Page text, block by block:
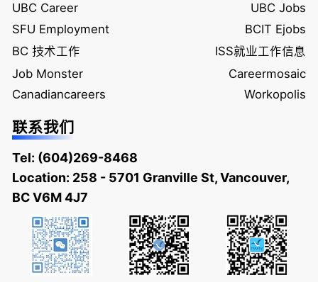
UBC Career
UBC Jobs
SFU Employment
BCIT Ejobs
BC 技术工作
ISS就业工作信息
Job Monster
Careermosaic
Canadiancareers
Workopolis
联系我们
Tel: (604)269-8468
Location: 258 - 5701 Granville St, Vancouver,
BC V6M 4J7